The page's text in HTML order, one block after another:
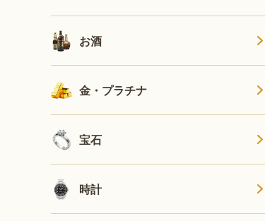
お酒
金・プラチナ
宝石
時計